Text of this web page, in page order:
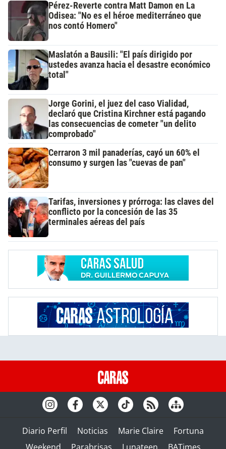
Pérez-Reverte contra Matt Damon en La
Odisea: "No es el héroe mediterráneo que
nos contó Homero"
Maslatón a Bausili: "El país dirigido por
ustedes avanza hacia el desastre económico
total"
Jorge Gorini, el juez del caso Vialidad,
declaró que Cristina Kirchner está pagando
las consecuencias de cometer "un delito
comprobado"
Cerraron 3 mil panaderías, cayó un 60% el
consumo y surgen las "cuevas de pan"
Tarifas, inversiones y prórroga: las claves del
conflicto por la concesión de las 35
terminales aéreas del país
Diario Perfil Noticias Marie Claire
Fortuna